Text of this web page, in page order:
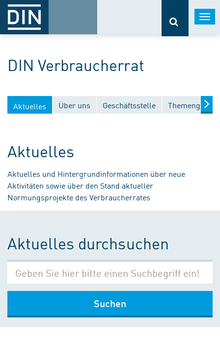
DIN Verbraucherrat
Aktuelles Über uns Geschäftsstelle
Aktuelles
Aktuelles und Hintergrundinformationen über neue
Aktivitäten sowie über den Stand aktueller
Normungsprojekte des Verbraucherrates
Aktuelles durchsuchen
Suchen